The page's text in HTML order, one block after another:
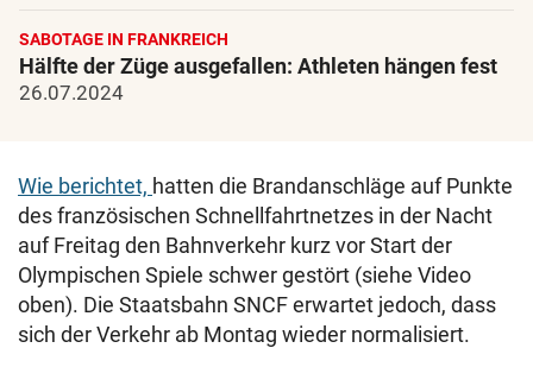
SABOTAGE IN FRANKREICH
Hälfte der Züge ausgefallen: Athleten hängen fest
26.07.2024
Wie berichtet, hatten die Brandanschläge auf Punkte
des französischen Schnellfahrtnetzes in der Nacht
auf Freitag den Bahnverkehr kurz vor Start der
Olympischen Spiele schwer gestört (siehe Video
oben). Die Staatsbahn SNCF erwartet jedoch, dass
sich der Verkehr ab Montag wieder normalisiert.